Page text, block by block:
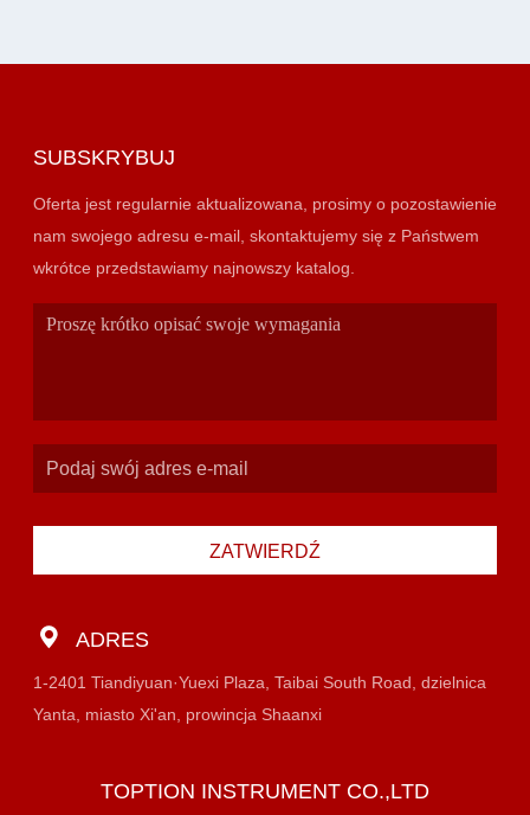
SUBSKRYBUJ
Oferta jest regularnie aktualizowana, prosimy o pozostawienie
nam swojego adresu e-mail, skontaktujemy się z Państwem
wkrótce przedstawiamy najnowszy katalog.
ZATWIERDŹ
ADRES
1-2401 Tiandiyuan·Yuexi Plaza, Taibai South Road, dzielnica
Yanta, miasto Xi'an, prowincja Shaanxi
TOPTION INSTRUMENT CO.,LTD